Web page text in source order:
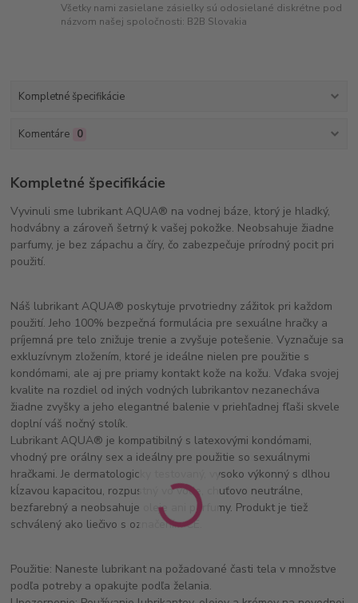
Všetky nami zasielane zásielky sú odosielané diskrétne pod
názvom našej spoločnosti: B2B Slovakia
Kompletné špecifikácie
Komentáre 0
Kompletné špecifikácie
Vyvinuli sme lubrikant AQUA® na vodnej báze, ktorý je hladký,
hodvábny a zároveň šetrný k vašej pokožke. Neobsahuje žiadne
parfumy, je bez zápachu a číry, čo zabezpečuje prírodný pocit pri
použití.
Náš lubrikant AQUA® poskytuje prvotriedny zážitok pri každom
použití. Jeho 100% bezpečná formulácia pre sexuálne hračky a
príjemná pre telo znižuje trenie a zvyšuje potešenie. Vyznačuje sa
exkluzívnym zložením, ktoré je ideálne nielen pre použitie s
kondómami, ale aj pre priamy kontakt kože na kožu. Vďaka svojej
kvalite na rozdiel od iných vodných lubrikantov nezanecháva
žiadne zvyšky a jeho elegantné balenie v priehľadnej fľaši skvele
doplní váš nočný stolík.
Lubrikant AQUA® je kompatibilný s latexovými kondómami,
vhodný pre orálny sex a ideálny pre použitie so sexuálnymi
hračkami. Je dermatologicky testovaný, vysoko výkonný s dlhou
kĺzavou kapacitou, rozpustný vo vode, chuťovo neutrálne,
bezfarebný a neobsahuje oleje ani parfumy. Produkt je tiež
schválený ako liečivo s označením CE.
Použitie: Naneste lubrikant na požadované časti tela v množstve
podľa potreby a opakujte podľa želania.